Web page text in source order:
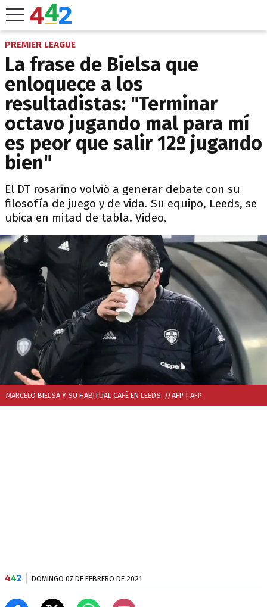
PREMIER LEAGUE
La frase de Bielsa que
enloquece a los
resultadistas: "Terminar
octavo jugando mal para mí
es peor que salir 12º jugando
bien"
El DT rosarino volvió a generar debate con su
filosofía de juego y de vida. Su equipo, Leeds, se
ubica en mitad de tabla. Video.
MARCELO BIELSA Y SU HABITUAL CAFÉ EN LEEDS. //AFP | AFP
442 DOMINGO 07 DE FEBRERO DE 2021